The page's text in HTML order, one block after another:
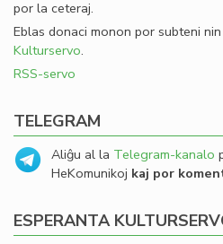
por la ceteraj.
Eblas donaci monon por subteni
Kulturservo.
RSS-servo
TELEGRAM
Aliĝu al la Telegram-kanalo
HeKomunikoj kaj por
ESPERANTA